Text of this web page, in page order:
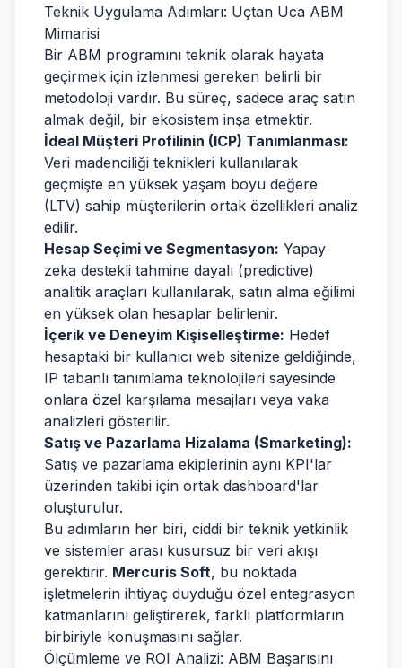
Teknik Uygulama Adımları: Uçtan Uca ABM
Mimarisi
Bir ABM programını teknik olarak hayata
geçirmek için izlenmesi gereken belirli bir
metodoloji vardır. Bu süreç, sadece araç satın
almak değil, bir ekosistem inşa etmektir.
İdeal Müşteri Profilinin (ICP) Tanımlanması:
Veri madenciliği teknikleri kullanılarak
geçmişte en yüksek yaşam boyu değere
(LTV) sahip müşterilerin ortak özellikleri analiz
edilir.
Hesap Seçimi ve Segmentasyon: Yapay
zeka destekli tahmine dayalı (predictive)
analitik araçları kullanılarak, satın alma eğilimi
en yüksek olan hesaplar belirlenir.
İçerik ve Deneyim Kişiselleştirme: Hedef
hesaptaki bir kullanıcı web sitenize geldiğinde,
IP tabanlı tanımlama teknolojileri sayesinde
onlara özel karşılama mesajları veya vaka
analizleri gösterilir.
Satış ve Pazarlama Hizalama (Smarketing):
Satış ve pazarlama ekiplerinin aynı KPI'lar
üzerinden takibi için ortak dashboard'lar
oluşturulur.
Bu adımların her biri, ciddi bir teknik yetkinlik
ve sistemler arası kusursuz bir veri akışı
gerektirir. Mercuris Soft, bu noktada
işletmelerin ihtiyaç duyduğu özel entegrasyon
katmanlarını geliştirerek, farklı platformların
birbiriyle konuşmasını sağlar.
Ölçümleme ve ROI Analizi: ABM Başarısını